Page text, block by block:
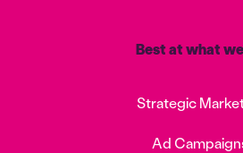
Best at what
Strategic
Ad